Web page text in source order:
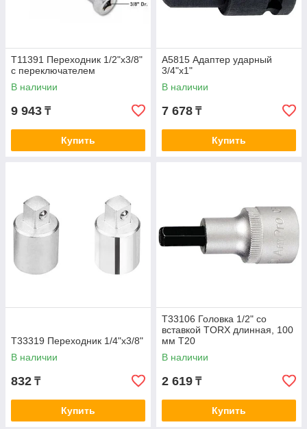
T11391 Переходник 1/2"х3/8"
с переключателем
В наличии
9 943 ₸
Купить
A5815 Адаптер ударный
3/4"х1"
В наличии
7 678 ₸
Купить
T33319 Переходник 1/4"х3/8"
В наличии
832 ₸
Купить
T33106 Головка 1/2" со
вставкой TORX длинная, 100
мм T20
В наличии
2 619 ₸
Купить